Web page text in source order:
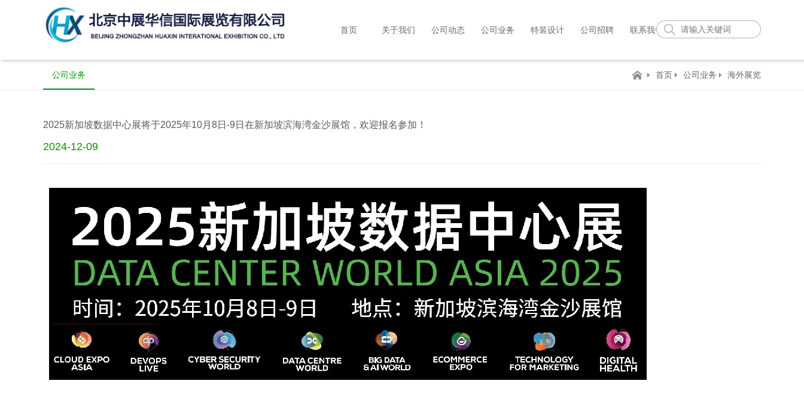
首页 关于我们 公司动态 公司业务 特装设计 公司招聘 联系我们
公司业务 首页 公司业务 海外展览
2025新加坡数据中心展将于2025年10月8日-9日在新加坡滨海湾金沙展馆，欢迎报名参加！
2024-12-09